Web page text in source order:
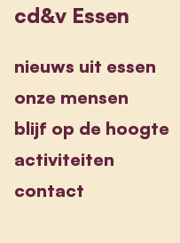
cd&v Essen
nieuws uit essen
onze mensen
blijf op de hoogte
activiteiten
contact